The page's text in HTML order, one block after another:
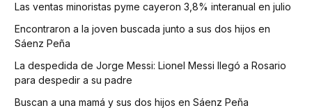
Las ventas minoristas pyme cayeron 3,8% interanual en julio
Encontraron a la joven buscada junto a sus dos hijos en
Sáenz Peña
La despedida de Jorge Messi: Lionel Messi llegó a Rosario
para despedir a su padre
Buscan a una mamá y sus dos hijos en Sáenz Peña